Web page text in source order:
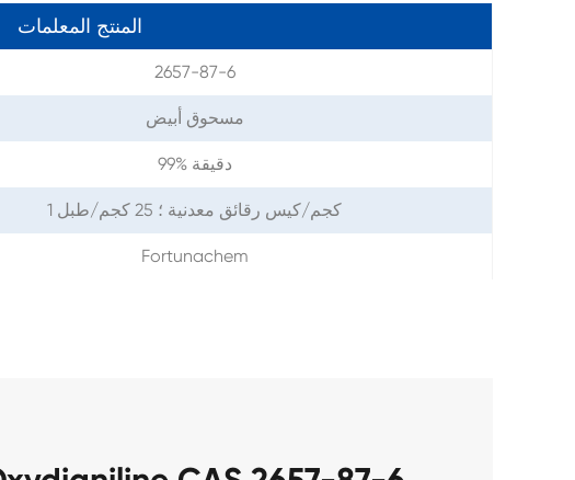
المنتج المعلمات
2657-87-6
مسحوق أبيض
99% دقيقة
1 كجم/كيس رقائق معدنية ؛ 25 كجم/طبل
Fortunachem